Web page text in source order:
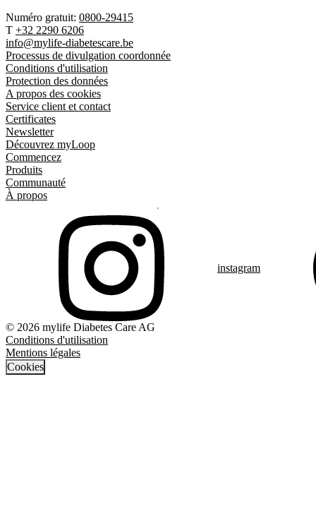
Numéro gratuit: 0800-29415
T +32 2290 6206
info@mylife-diabetescare.be
Processus de divulgation coordonnée
Conditions d'utilisation
Protection des données
A propos des cookies
Service client et contact
Certificates
Newsletter
Découvrez myLoop
Commencez
Produits
Communauté
À propos
instagram
© 2026 mylife Diabetes Care AG
Conditions d'utilisation
Mentions légales
Cookies